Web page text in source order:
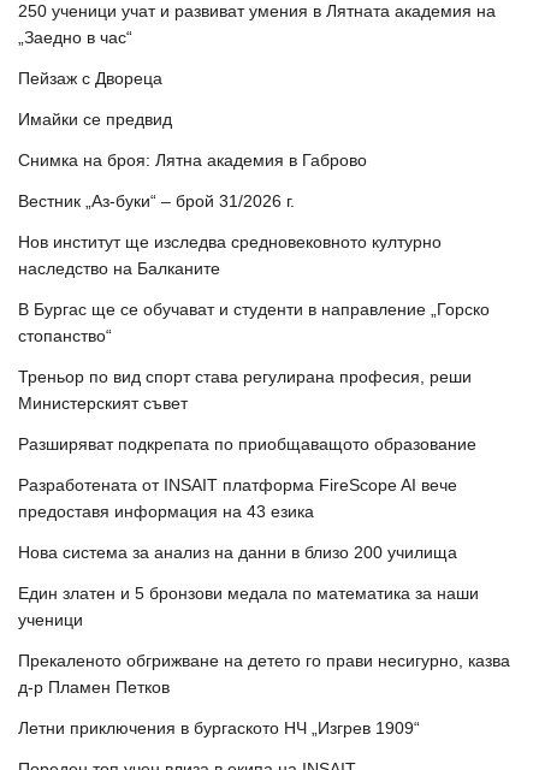
250 ученици учат и развиват умения в Лятната академия на
„Заедно в час“
Пейзаж с Двореца
Имайки се предвид
Снимка на броя: Лятна академия в Габрово
Вестник „Аз-буки“ – брой 31/2026 г.
Нов институт ще изследва средновековното културно
наследство на Балканите
В Бургас ще се обучават и студенти в направление „Горско
стопанство“
Треньор по вид спорт става регулирана професия, реши
Министерският съвет
Разширяват подкрепата по приобщаващото образование
Разработената от INSAIT платформа FireScope AI вече
предоставя информация на 43 езика
Нова система за анализ на данни в близо 200 училища
Един златен и 5 бронзови медала по математика за наши
ученици
Прекаленото обгрижване на детето го прави несигурно, казва
д-р Пламен Петков
Летни приключения в бургаското НЧ „Изгрев 1909“